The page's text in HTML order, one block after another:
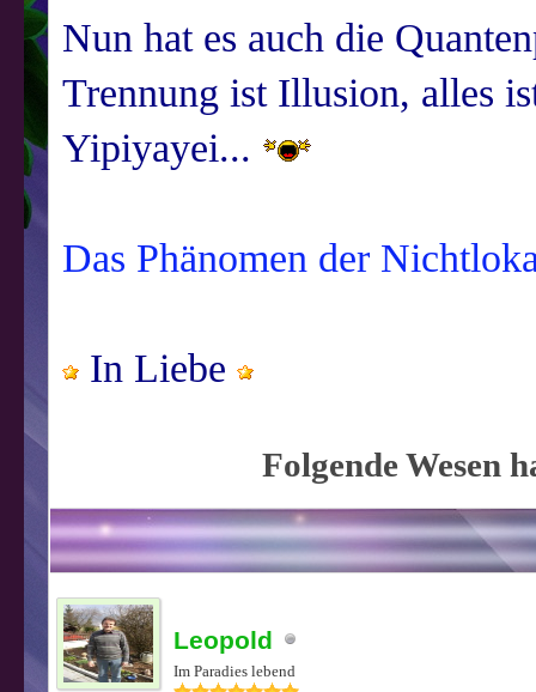
Nun hat es auch die
Trennung ist Illusion, alles
Yipiyayei...
Das Phänomen der
In Liebe
Folgende Wesen
Leopold
Im Paradies lebend